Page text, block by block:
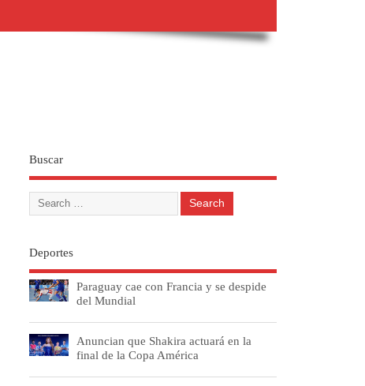
Buscar
Deportes
Paraguay cae con Francia y se despide
del Mundial
Anuncian que Shakira actuará en la
final de la Copa América